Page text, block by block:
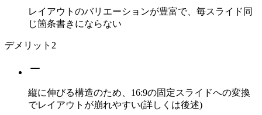
レイアウトのバリエーションが豊富で、毎スライド同
じ箇条書きにならない
デメリット 2
縦に伸びる構造のため、16:9の固定スライドへの変換
でレイアウトが崩れやすい(詳しくは後述)